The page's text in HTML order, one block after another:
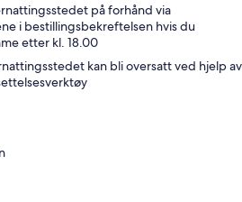
på forhånd via
i bestillingsbekreftelsen hvis du
etter kl. 18.00
kan bli oversatt ved hjelp av